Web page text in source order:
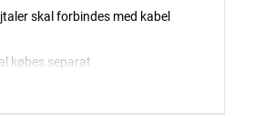
skal forbindes med kabel
købes separat